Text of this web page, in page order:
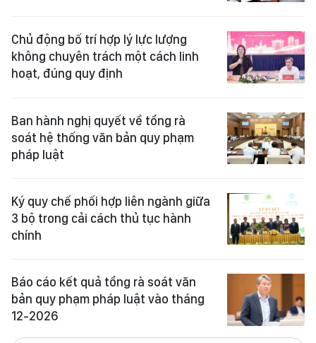
Chủ động bố trí hợp lý lực lượng
không chuyên trách một cách linh
hoạt, đúng quy định
Ban hành nghị quyết về tổng rà
soát hệ thống văn bản quy phạm
pháp luật
Ký quy chế phối hợp liên ngành giữa
3 bộ trong cải cách thủ tục hành
chính
Báo cáo kết quả tổng rà soát văn
bản quy phạm pháp luật vào tháng
12-2026